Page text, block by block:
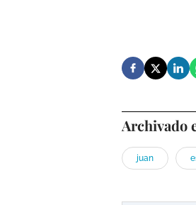
Archivado
juan